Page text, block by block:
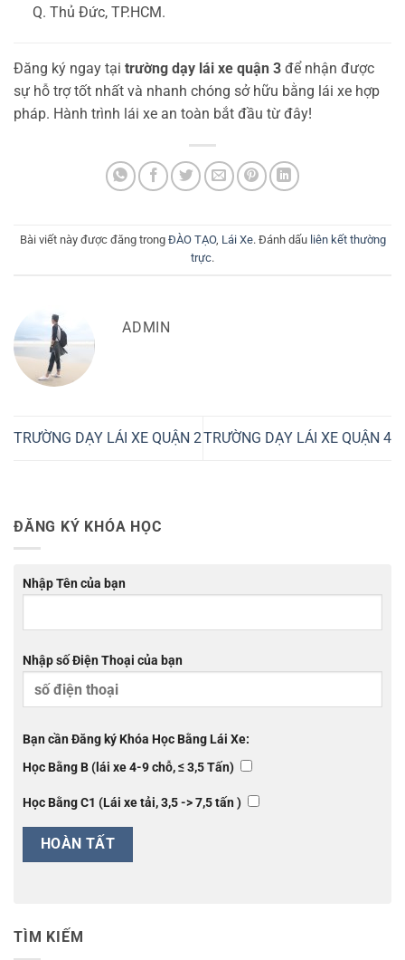
Q. Thủ Đức, TP.HCM.
Đăng ký ngay tại trường dạy lái xe quận 3 để nhận được
sự hỗ trợ tốt nhất và nhanh chóng sở hữu bằng lái xe hợp
pháp. Hành trình lái xe an toàn bắt đầu từ đây!
Bài viết này được đăng trong ĐÀO TẠO, Lái Xe. Đánh dấu liên kết thường
trực.
ADMIN
TRƯỜNG DẠY LÁI XE QUẬN 2TRƯỜNG DẠY LÁI XE QUẬN 4
ĐĂNG KÝ KHÓA HỌC
Nhập Tên của bạn
Nhập số Điện Thoại của bạn
Bạn cần Đăng ký Khóa Học Bằng Lái Xe:
Học Bằng B (lái xe 4-9 chỗ, ≤ 3,5 Tấn)
Học Bằng C1 (Lái xe tải, 3,5 -> 7,5 tấn )
TÌM KIẾM